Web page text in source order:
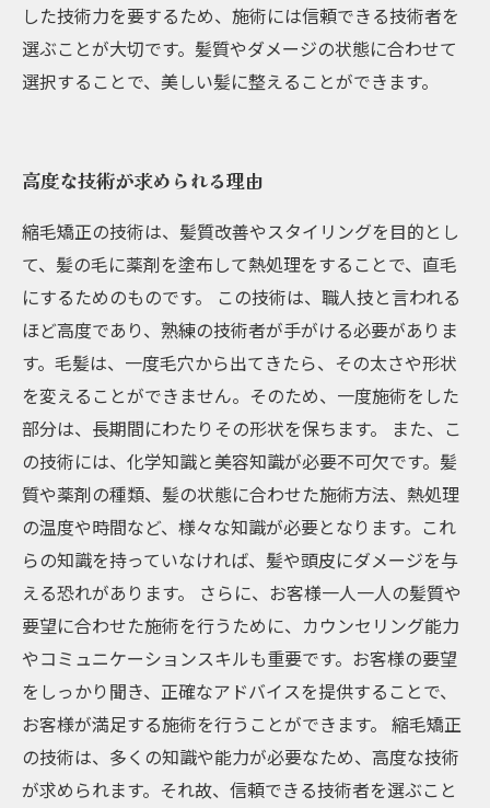
した技術力を要するため、施術には信頼できる技術者を
選ぶことが大切です。髪質やダメージの状態に合わせて
選択することで、美しい髪に整えることができます。
高度な技術が求められる理由
縮毛矯正の技術は、髪質改善やスタイリングを目的とし
て、髪の毛に薬剤を塗布して熱処理をすることで、直毛
にするためのものです。 この技術は、職人技と言われる
ほど高度であり、熟練の技術者が手がける必要がありま
す。毛髪は、一度毛穴から出てきたら、その太さや形状
を変えることができません。そのため、一度施術をした
部分は、長期間にわたりその形状を保ちます。 また、こ
の技術には、化学知識と美容知識が必要不可欠です。髪
質や薬剤の種類、髪の状態に合わせた施術方法、熱処理
の温度や時間など、様々な知識が必要となります。これ
らの知識を持っていなければ、髪や頭皮にダメージを与
える恐れがあります。 さらに、お客様一人一人の髪質や
要望に合わせた施術を行うために、カウンセリング能力
やコミュニケーションスキルも重要です。お客様の要望
をしっかり聞き、正確なアドバイスを提供することで、
お客様が満足する施術を行うことができます。 縮毛矯正
の技術は、多くの知識や能力が必要なため、高度な技術
が求められます。それ故、信頼できる技術者を選ぶこと